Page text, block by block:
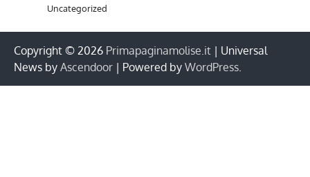
Uncategorized
Copyright © 2026 Primapaginamolise.it | Universal
News by Ascendoor | Powered by WordPress